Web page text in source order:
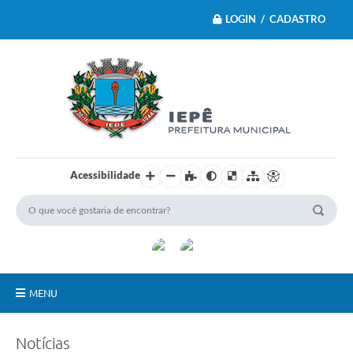
LOGIN / CADASTRO
Acessibilidade
MENU
Notícias